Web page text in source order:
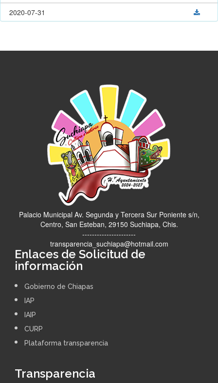
2020-07-31
Palacio Municipal Av. Segunda y Tercera Sur Poniente s/n,
Centro, San Esteban, 29150 Suchiapa, Chis.
----------------------
transparencia_suchiapa@hotmail.com
Enlaces de Solicitud de
información
Gobierno de Chiapas
IAP
IAIP
CURP
Plataforma transparencia
Transparencia